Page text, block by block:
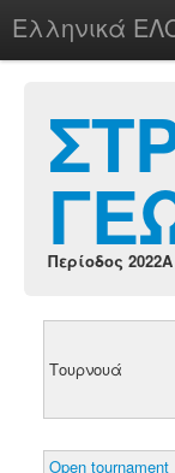
Ελληνικά
chesstu.be @
Login
Περίοδος 2022A
Τουρνουά
Open tournament